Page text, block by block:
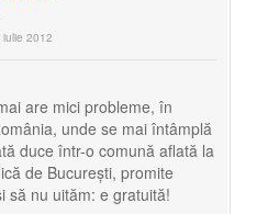
iulie 2012
are mici probleme, în
unde se mai întâmplă
duce într-o comună aflată la
de București, promite
să nu uităm: e gratuită!